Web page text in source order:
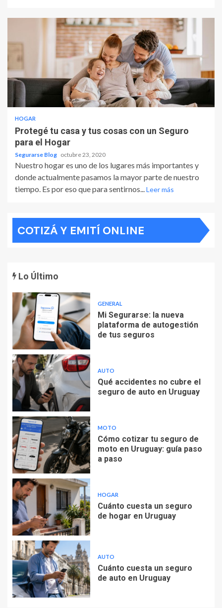
HOGAR
Protegé tu casa y tus cosas con un Seguro
para el Hogar
Segurarse Blog octubre 23, 2020
Nuestro hogar es uno de los lugares más importantes y
donde actualmente pasamos la mayor parte de nuestro
tiempo. Es por eso que para sentirnos...Leer más
COTIZÁ Y EMITÍ ONLINE
Lo Último
GENERAL
Mi Segurarse: la nueva
plataforma de autogestión
de tus seguros
AUTO
Qué accidentes no cubre el
seguro de auto en Uruguay
MOTO
Cómo cotizar tu seguro de
moto en Uruguay: guía paso
a paso
HOGAR
Cuánto cuesta un seguro
de hogar en Uruguay
AUTO
Cuánto cuesta un seguro
de auto en Uruguay